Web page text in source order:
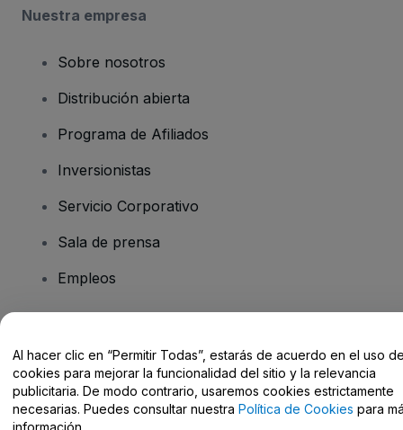
Nuestra empresa
Sobre nosotros
Distribución abierta
Programa de Afiliados
Inversionistas
Servicio Corporativo
Sala de prensa
Empleos
Centro de Ayuda / Contacto
Al hacer clic en “Permitir Todas”, estarás de acuerdo en el uso
cookies para mejorar la funcionalidad del sitio y la relevancia
publicitaria. De modo contrario, usaremos cookies estrictamente
necesarias. Puedes consultar nuestra Política de Cookies para
información.